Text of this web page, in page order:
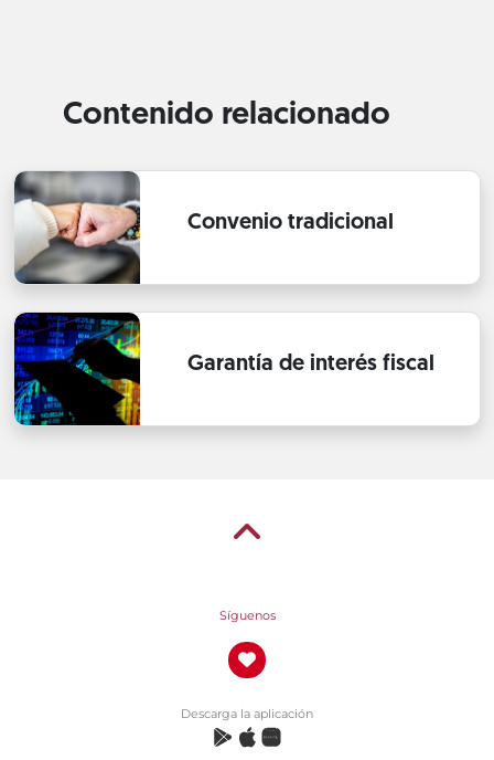
Contenido relacionado
Convenio tradicional
Garantía de interés fiscal
Síguenos
Descarga la aplicación